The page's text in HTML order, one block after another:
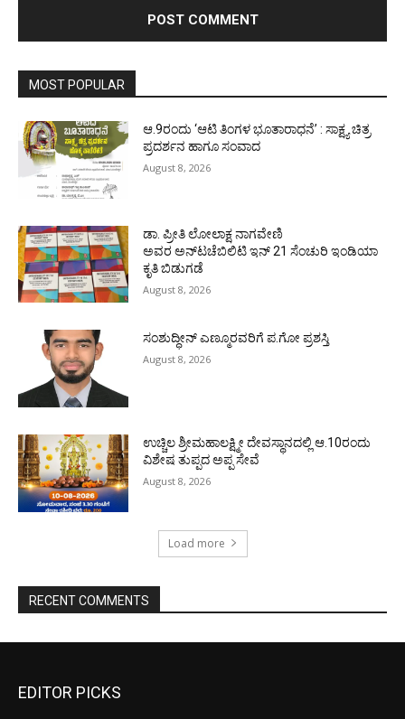
MOST POPULAR
ಆ.9ರಂದು ‘ಆಟಿ ತಿಂಗಳ ಭೂತಾರಾಧನೆ’ : ಸಾಕ್ಷ್ಯ ಚಿತ್ರ
ಪ್ರದರ್ಶನ ಹಾಗೂ ಸಂವಾದ
August 8, 2026
ಡಾ. ಪ್ರೀತಿ ಲೋಲಾಕ್ಷ ನಾಗವೇಣಿ
ಅವರ ಅನ್‌ಟಚೆಬಿಲಿಟಿ ಇನ್ 21 ಸೆಂಚುರಿ ಇಂಡಿಯಾ
ಕೃತಿ ಬಿಡುಗಡೆ
August 8, 2026
ಸಂಶುದ್ಧೀನ್ ಎಣ್ಮೂರವರಿಗೆ ಪ.ಗೋ ಪ್ರಶಸ್ತಿ
August 8, 2026
ಉಚ್ಚಿಲ ಶ್ರೀಮಹಾಲಕ್ಷ್ಮೀ ದೇವಸ್ಥಾನದಲ್ಲಿ ಆ.10ರಂದು
ವಿಶೇಷ ತುಪ್ಪದ ಅಪ್ಪ ಸೇವೆ
August 8, 2026
Load more
RECENT COMMENTS
EDITOR PICKS